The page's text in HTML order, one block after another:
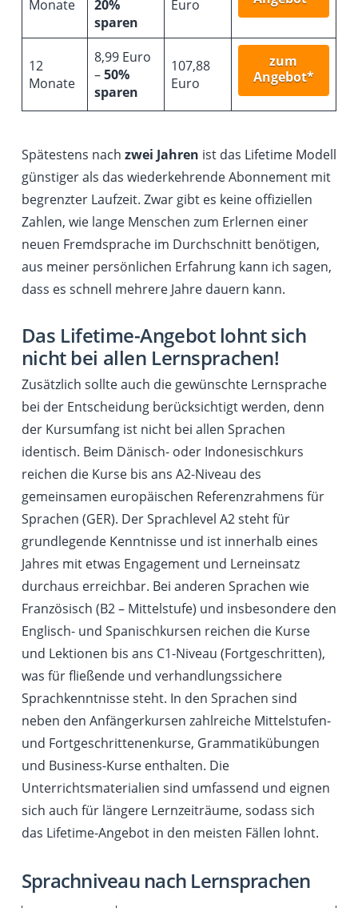
Monate
20%
sparen
Euro
12
Monate
8,99 Euro
–50%
sparen
107,88
Euro
zum
Angebot*
Spätestens nach zwei Jahren ist das Lifetime Modell
günstiger als das wiederkehrende Abonnement mit
begrenzter Laufzeit. Zwar gibt es keine offiziellen
Zahlen, wie lange Menschen zum Erlernen einer
neuen Fremdsprache im Durchschnitt benötigen,
aus meiner persönlichen Erfahrung kann ich sagen,
dass es schnell mehrere Jahre dauern kann.
Das Lifetime-Angebot lohnt sich
nicht bei allen Lernsprachen!
Zusätzlich sollte auch die gewünschte Lernsprache
bei der Entscheidung berücksichtigt werden, denn
der Kursumfang ist nicht bei allen Sprachen
identisch. Beim Dänisch- oder Indonesischkurs
reichen die Kurse bis ans A2-Niveau des
gemeinsamen europäischen Referenzrahmens für
Sprachen (GER). Der Sprachlevel A2 steht für
grundlegende Kenntnisse und ist innerhalb eines
Jahres mit etwas Engagement und Lerneinsatz
durchaus erreichbar. Bei anderen Sprachen wie
Französisch (B2 – Mittelstufe) und insbesondere den
Englisch- und Spanischkursen reichen die Kurse
und Lektionen bis ans C1-Niveau (Fortgeschritten),
was für fließende und verhandlungssichere
Sprachkenntnisse steht. In den Sprachen sind
neben den Anfängerkursen zahlreiche Mittelstufen-
und Fortgeschrittenenkurse, Grammatikübungen
und Business-Kurse enthalten. Die
Unterrichtsmaterialien sind umfassend und eignen
sich auch für längere Lernzeiträume, sodass sich
das Lifetime-Angebot in den meisten Fällen lohnt.
Sprachniveau nach Lernsprachen